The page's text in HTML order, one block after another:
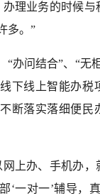
理业务的时候与
多。”
“办问结合”、“
下线上智能办税
断落实落细便民
上办、手机办
‘一对一’辅导，